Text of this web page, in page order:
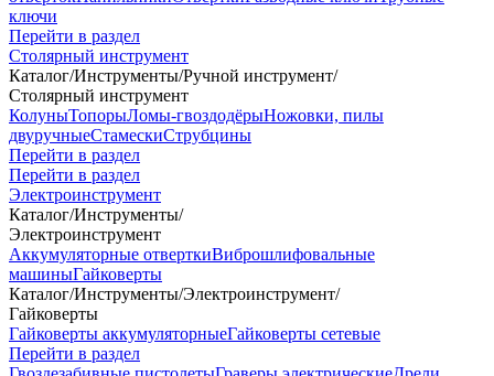
ключи
Перейти в раздел
Столярный инструмент
Каталог/Инструменты/Ручной инструмент/
Столярный инструмент
КолуныТопорыЛомы-гвоздодёрыНожовки, пилы
двуручныеСтамескиСтрубцины
Перейти в раздел
Перейти в раздел
Электроинструмент
Каталог/Инструменты/
Электроинструмент
Аккумуляторные отверткиВиброшлифовальные
машиныГайковерты
Каталог/Инструменты/Электроинструмент/
Гайковерты
Гайковерты аккумуляторныеГайковерты сетевые
Перейти в раздел